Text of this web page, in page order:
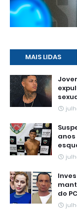
MAIS LIDAS
do